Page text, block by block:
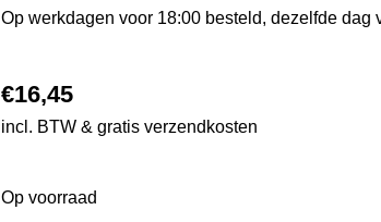
Op werkdagen voor 18:00 besteld, dezelfde dag
€16,45
incl. BTW & gratis verzendkosten
Op voorraad